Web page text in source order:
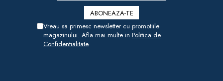
Vreau sa primesc newsletter cu promotiile
magazinului. Afla mai multe in Politica de
Confidentialitate